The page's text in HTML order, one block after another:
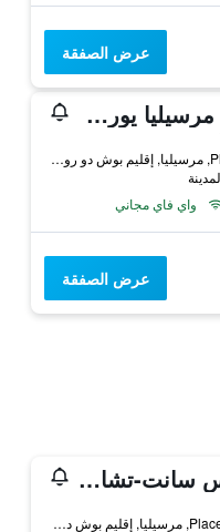
عرض الصفقة
غولدن تيوليب مرسيليا يوروميد
6 Place Henri Verneuil, مرسيليا, إقليم بوش دو رون, فرنسا
واي فاي مجاني
عرض الصفقة
فندق تيرمينوس سانت-تشارلز
1 Place Des Marseillaises, مرسيليا, إقليم بوش دو رون, فرنسا